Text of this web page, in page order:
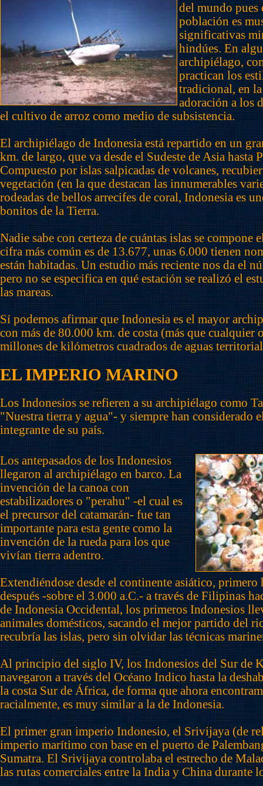
del mundo pues
población es
significativas
hindúes. En
archipiélago,
practican los
tradicional, en
adoración a los
el cultivo de arroz como medio de subsistencia.
El archipiélago de Indonesia está repartido en un
km. de largo, que va desde el Sudeste de Asia hasta
Compuesto por islas salpicadas de volcanes,
vegetación (en la que destacan las innumerables
rodeadas de bellos arrecifes de coral, Indonesia es
bonitos de la Tierra.
Nadie sabe con certeza de cuántas islas se compone
cifra más común es de 13.677, unas 6.000 tienen
están habitadas. Un estudio más reciente nos da el
pero no se especifica en qué estación se realizó el
las mareas.
Sí podemos afirmar que Indonesia es el mayor
con más de 80.000 km. de costa (más que cualquier
millones de kilómetros cuadrados de aguas
EL IMPERIO MARINO
Los Indonesios se refieren a su archipiélago como
"Nuestra tierra y agua"- y siempre han considerado
integrante de su país.
Los antepasados de los Indonesios
llegaron al archipiélago en barco. La
invención de la canoa con
estabilizadores o "perahu" -el cual es
el precursor del catamarán- fue tan
importante para esta gente como la
invención de la rueda para los que
vivían tierra adentro.
Extendiéndose desde el continente asiático, primero
después -sobre el 3.000 a.C.- a través de Filipinas
de Indonesia Occidental, los primeros Indonesios
animales domésticos, sacando el mejor partido del
recubría las islas, pero sin olvidar las técnicas
Al principio del siglo IV, los Indonesios del Sur de
navegaron a través del Océano Indico hasta la
la costa Sur de África, de forma que ahora
racialmente, es muy similar a la de Indonesia.
El primer gran imperio Indonesio, el Srivijaya (de
imperio marítimo con base en el puerto de
Sumatra. El Srivijaya controlaba el estrecho de
las rutas comerciales entre la India y China